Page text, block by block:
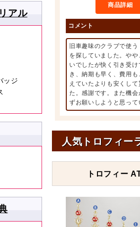
商品詳細
コメント
旧車趣味のクラブで使
を探していました。や
いでしたが快く引き受け
き、納期も早く、費用
えていたよりも安くし
た。感謝です。また機会
ずお願いしようと思って
人気トロフィー
トロフィー
アル
ッジ